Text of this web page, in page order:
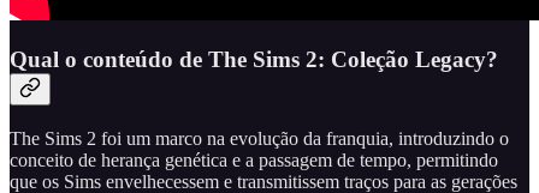
Qual o conteúdo de The Sims 2: Coleção Legacy?
The Sims 2 foi um marco na evolução da franquia, introduzindo o
conceito de herança genética e a passagem de tempo, permitindo
que os Sims envelhecessem e transmitissem traços para as gerações